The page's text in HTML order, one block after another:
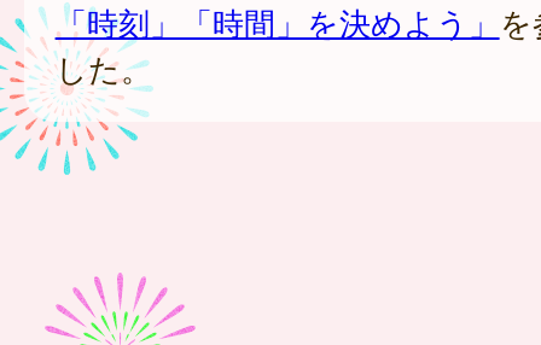
「時刻」「時間」を決めよう」
した。